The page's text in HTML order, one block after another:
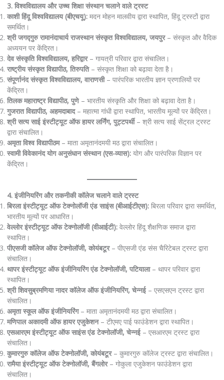
3. विश्वविद्यालय और उच्च शिक्षा संस्थान चलाने वाले ट्रस्ट
काशी हिंदू विश्वविद्यालय (बीएचयू):मदन मोहन मालवीय द्वारा स्थापित, हिंदू ट्रस्टों द्वारा
समर्थित।
श्री जगद्गुरु रामानंदाचार्य राजस्थान संस्कृत विश्वविद्यालय, जयपुर– संस्कृत और वैदिक
अध्ययन पर केंद्रित।
देव संस्कृति विश्वविद्यालय, हरिद्वार– गायत्री परिवार द्वारा संचालित।
राष्ट्रीय संस्कृत विद्यापीठ, तिरुपति– संस्कृत शिक्षा को बढ़ावा देता है।
संपूर्णानंद संस्कृत विश्वविद्यालय, वाराणसी– पारंपरिक भारतीय ज्ञान प्रणालियों पर
केंद्रित।
तिलक महाराष्ट्र विद्यापीठ, पुणे– भारतीय संस्कृति और शिक्षा को बढ़ावा देता है।
गुजरात विद्यापीठ, अहमदाबाद– महात्मा गांधी द्वारा स्थापित, भारतीय मूल्यों पर केंद्रित।
श्री सत्य साई इंस्टीट्यूट ऑफ हायर लर्निंग, पुट्टपर्थी– श्री सत्य साई सेंट्रल ट्रस्ट
द्वारा संचालित।
अमृता विश्व विद्यापीठम– माता अमृतानंदमयी मठ द्वारा संचालित।
स्वामी विवेकानंद योग अनुसंधान संस्थान (एस-व्यास):योग और पारंपरिक विज्ञान पर
केंद्रित।
4. इंजीनियरिंग और तकनीकी कॉलेज चलाने वाले ट्रस्ट
बिरला इंस्टीट्यूट ऑफ टेक्नोलॉजी एंड साइंस (बीआईटीएस):बिरला परिवार द्वारा समर्थित,
भारतीय मूल्यों पर आधारित।
वेल्लोर इंस्टीट्यूट ऑफ टेक्नोलॉजी (वीआईटी):वेल्लोर हिंदू शैक्षणिक समाज द्वारा
स्थापित।
पीएसजी कॉलेज ऑफ टेक्नोलॉजी, कोयंबटूर– पीएसजी एंड संस चैरिटेबल ट्रस्ट द्वारा
संचालित।
थापर इंस्टीट्यूट ऑफ इंजीनियरिंग एंड टेक्नोलॉजी, पटियाला– थापर परिवार द्वारा
स्थापित।
श्री शिवसुब्रमणिया नादर कॉलेज ऑफ इंजीनियरिंग, चेन्नई– एसएसएन ट्रस्ट द्वारा
संचालित।
अमृता स्कूल ऑफ इंजीनियरिंग– माता अमृतानंदमयी मठ द्वारा संचालित।
मणिपाल अकादमी ऑफ हायर एजुकेशन– टीएमए पाई फाउंडेशन द्वारा स्थापित।
एसआरएम इंस्टीट्यूट ऑफ साइंस एंड टेक्नोलॉजी, चेन्नई– एसआरएम ट्रस्ट द्वारा
संचालित।
कुमारगुरु कॉलेज ऑफ टेक्नोलॉजी, कोयंबटूर– कुमारगुरु कॉलेज ट्रस्ट द्वारा संचालित।
रामैया इंस्टीट्यूट ऑफ टेक्नोलॉजी, बैंगलोर– गोकुला एजुकेशन फाउंडेशन द्वारा
संचालित।